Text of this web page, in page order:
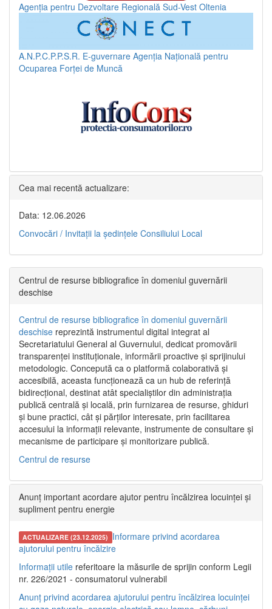
Agenția pentru Dezvoltare Regională Sud-Vest Oltenia
A.N.P.C.P.P.S.R. E-guvernare Agenția Națională pentru
Ocuparea Forței de Muncă
Cea mai recentă actualizare:
Data: 12.06.2026
Convocări / Invitaţii la şedinţele Consiliului Local
Centrul de resurse bibliografice în domeniul guvernării
deschise
Centrul de resurse bibliografice în domeniul guvernării
deschise reprezintă instrumentul digital integrat al
Secretariatului General al Guvernului, dedicat promovării
transparenței instituționale, informării proactive și sprijinului
metodologic. Concepută ca o platformă colaborativă și
accesibilă, aceasta funcționează ca un hub de referință
bidirecțional, destinat atât specialiștilor din administrația
publică centrală și locală, prin furnizarea de resurse, ghiduri
și bune practici, cât și părților interesate, prin facilitarea
accesului la informații relevante, instrumente de consultare și
mecanisme de participare și monitorizare publică.
Centrul de resurse
Anunț important acordare ajutor pentru încălzirea locuinței și
supliment pentru energie
ACTUALIZARE (23.12.2025) Informare privind acordarea
ajutorului pentru încălzire
Informații utile referitoare la măsurile de sprijin conform Legii
nr. 226/2021 - consumatorul vulnerabil
Anunț privind acordarea ajutorului pentru încălzirea locuinței